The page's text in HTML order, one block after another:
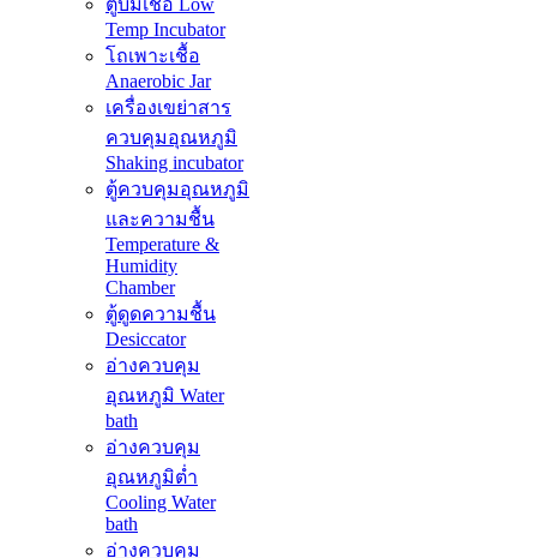
ตู้บ่มเชื้อ Low
Temp Incubator
โถเพาะเชื้อ
Anaerobic Jar
เครื่องเขย่าสาร
ควบคุมอุณหภูมิ
Shaking incubator
ตู้ควบคุมอุณหภูมิ
และความชื้น
Temperature &
Humidity
Chamber
ตู้ดูดความชื้น
Desiccator
อ่างควบคุม
อุณหภูมิ Water
bath
อ่างควบคุม
อุณหภูมิต่ำ
Cooling Water
bath
อ่างควบคุม